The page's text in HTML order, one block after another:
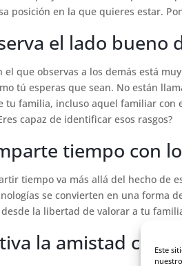
Este
posición en la que quieres estar.
el lado bueno
el que observas a los demás está
tú esperas que sean. No están
tu familia, incluso aquel familiar
capaz de identificar esos rasgos?
tiempo con
tiempo va más allá del hecho de
se convierten en una forma
la libertad de valorar a tu
la amistad con